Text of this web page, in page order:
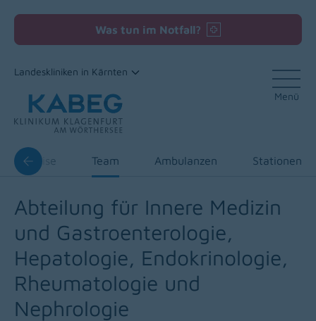
Zum Inhalt
Was tun im Notfall?
Landeskliniken in Kärnten
Menü
Expertise Team Ambulanzen Stationen
Abteilung für Innere Medizin
und Gastroenterologie,
Hepatologie, Endokrinologie,
Rheumatologie und
Nephrologie